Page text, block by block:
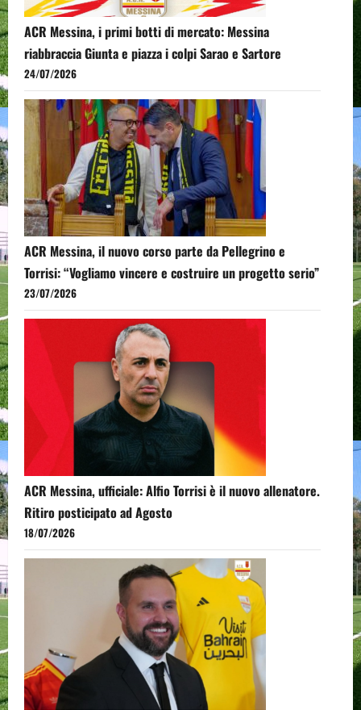
ACR Messina, i primi botti di mercato: Messina
riabbraccia Giunta e piazza i colpi Sarao e Sartore
24/07/2026
ACR Messina, il nuovo corso parte da Pellegrino e
Torrisi: “Vogliamo vincere e costruire un progetto serio”
23/07/2026
ACR Messina, ufficiale: Alfio Torrisi è il nuovo allenatore.
Ritiro posticipato ad Agosto
18/07/2026